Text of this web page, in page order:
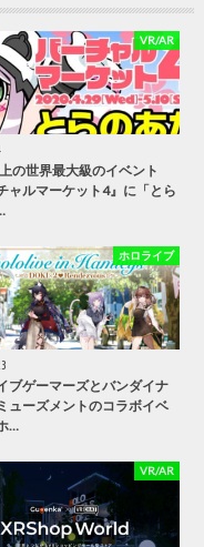
VR/AR
の世界最大級のイベント
ャルマーケット4』に「とら
ホロライブ
ブゲーマーズとバンダイナ
ューズメントのコラボイベ
…
VR/AR